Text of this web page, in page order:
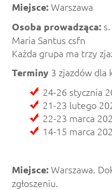
Miejsce:Warszawa
Osoba prowadząca:
Maria Santus csfn
Każda grupa ma trzy
Terminy 3 zjazdów dla
24-26 stycznia
21-23 lutego
22-23 marca
14-15 marca
Miejsce:Warszawa.
zgłoszeniu.